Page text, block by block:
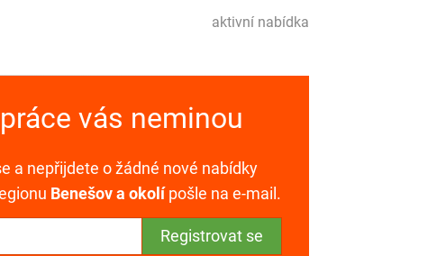
aktivní nabídka
vás neminou
a nepřijdete o žádné nové nabídky
Benešov a okolípošle na e-mail.